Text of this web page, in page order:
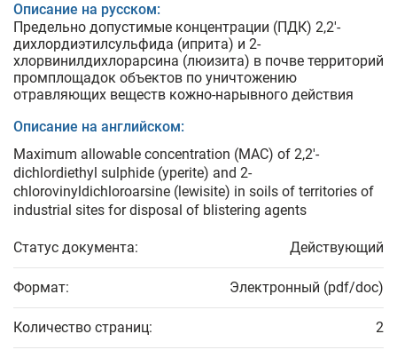
Описание на русском:
Предельно допустимые концентрации (ПДК) 2,2'-
дихлордиэтилсульфида (иприта) и 2-
хлорвинилдихлорарсина (люизита) в почве территорий
промплощадок объектов по уничтожению
отравляющих веществ кожно-нарывного действия
Описание на английском:
Maximum allowable concentration (MAC) of 2,2'-
dichlordiethyl sulphide (yperite) and 2-
chlorovinyldichloroarsine (lewisite) in soils of territories of
industrial sites for disposal of blistering agents
Статус документа: Действующий
Формат: Электронный (pdf/doc)
Количество страниц: 2